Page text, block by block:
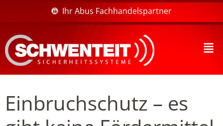
Ihr Abus Fachhandelspartner
Einbruchschutz – es